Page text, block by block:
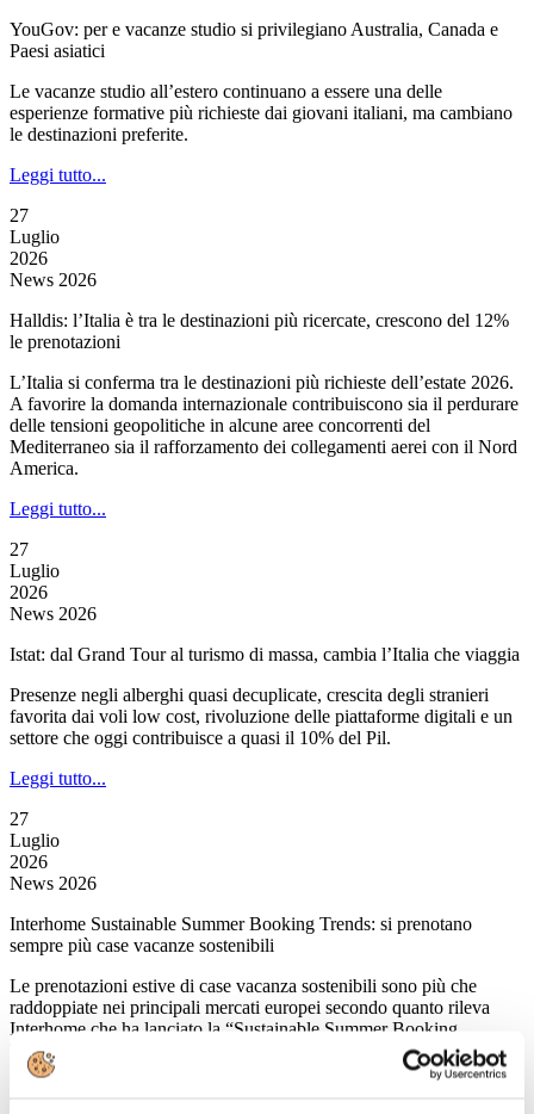
YouGov: per e vacanze studio si privilegiano Australia, Canada e
Paesi asiatici
Le vacanze studio all’estero continuano a essere una delle
esperienze formative più richieste dai giovani italiani, ma cambiano
le destinazioni preferite.
Leggi tutto...
27
Luglio
2026
News 2026
Halldis: l’Italia è tra le destinazioni più ricercate, crescono del 12%
le prenotazioni
L’Italia si conferma tra le destinazioni più richieste dell’estate 2026.
A favorire la domanda internazionale contribuiscono sia il perdurare
delle tensioni geopolitiche in alcune aree concorrenti del
Mediterraneo sia il rafforzamento dei collegamenti aerei con il Nord
America.
Leggi tutto...
27
Luglio
2026
News 2026
Istat: dal Grand Tour al turismo di massa, cambia l’Italia che viaggia
Presenze negli alberghi quasi decuplicate, crescita degli stranieri
favorita dai voli low cost, rivoluzione delle piattaforme digitali e un
settore che oggi contribuisce a quasi il 10% del Pil.
Leggi tutto...
27
Luglio
2026
News 2026
Interhome Sustainable Summer Booking Trends: si prenotano
sempre più case vacanze sostenibili
Le prenotazioni estive di case vacanza sostenibili sono più che
raddoppiate nei principali mercati europei secondo quanto rileva
Interhome che ha lanciato la “Sustainable Summer Booking
Trends”.